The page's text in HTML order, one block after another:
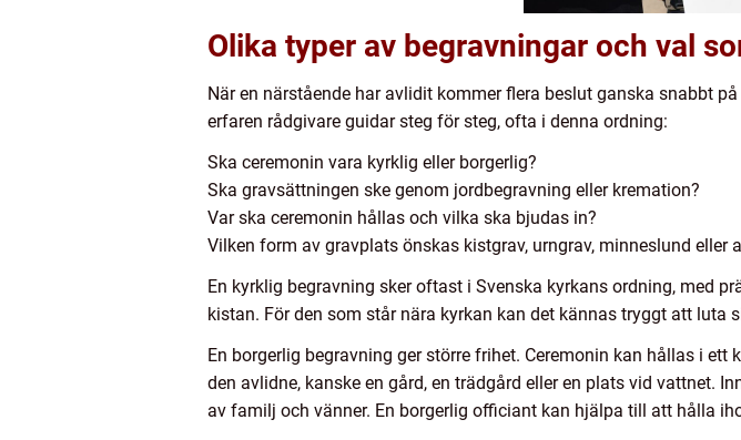
Olika typer av begravningar och val
När en närstående har avlidit kommer flera beslut ganska snabbt
erfaren rådgivare guidar steg för steg, ofta i denna ordning:
Ska ceremonin vara kyrklig eller borgerlig?
Ska gravsättningen ske genom jordbegravning eller kremation?
Var ska ceremonin hållas och vilka ska bjudas in?
Vilken form av gravplats önskas kistgrav, urngrav, minneslund eller
En kyrklig begravning sker oftast i Svenska kyrkans ordning, med
kistan. För den som står nära kyrkan kan det kännas tryggt att luta
En borgerlig begravning ger större frihet. Ceremonin kan hållas i
den avlidne, kanske en gård, en trädgård eller en plats vid vattnet.
av familj och vänner. En borgerlig officiant kan hjälpa till att hålla